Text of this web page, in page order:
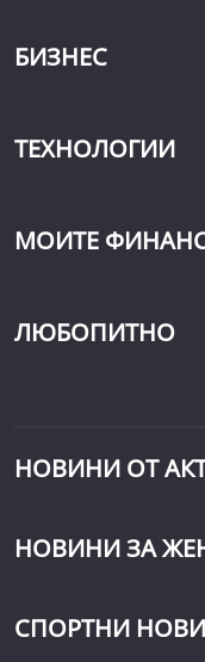
БИЗНЕС
ТЕХНОЛОГИИ
МОИТЕ
ЛЮБОПИТНО
НОВИНИ ОТ
НОВИНИ ЗА
СПОРТНИ